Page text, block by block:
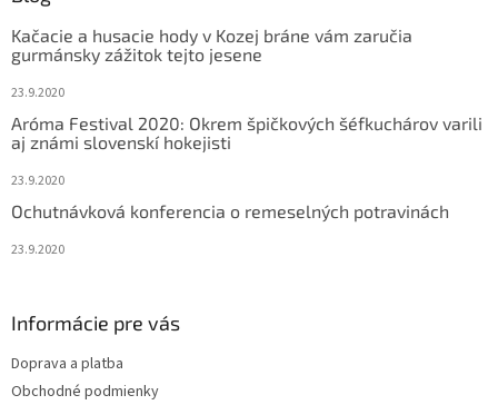
Kačacie a husacie hody v Kozej bráne vám zaručia
gurmánsky zážitok tejto jesene
23.9.2020
Aróma Festival 2020: Okrem špičkových šéfkuchárov varili
aj známi slovenskí hokejisti
23.9.2020
Ochutnávková konferencia o remeselných potravinách
23.9.2020
Informácie pre vás
Doprava a platba
Obchodné podmienky